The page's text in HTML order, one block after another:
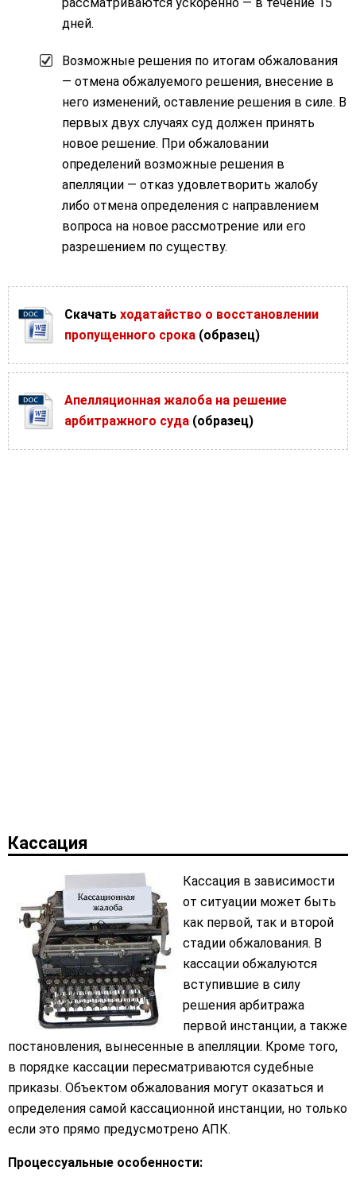
дней.
Возможные решения по итогам обжалования
— отмена обжалуемого решения, внесение в
него изменений, оставление решения в силе. В
первых двух случаях суд должен принять
новое решение. При обжаловании
определений возможные решения в
апелляции — отказ удовлетворить жалобу
либо отмена определения с направлением
вопроса на новое рассмотрение или его
разрешением по существу.
Скачать ходатайство о восстановлении
пропущенного срока (образец)
Апелляционная жалоба на решение
арбитражного суда (образец)
Кассация
Кассация в зависимости
от ситуации может быть
как первой, так и второй
стадии обжалования. В
кассации обжалуются
вступившие в силу
решения арбитража
первой инстанции, а также
постановления, вынесенные в апелляции. Кроме того,
в порядке кассации пересматриваются судебные
приказы. Объектом обжалования могут оказаться и
определения самой кассационной инстанции, но только
если это прямо предусмотрено АПК.
Процессуальные особенности: